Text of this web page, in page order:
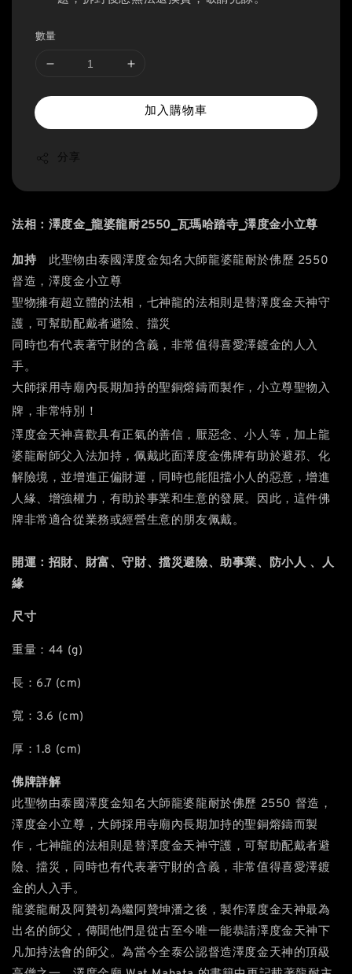
數量
加入購物車
分享
法相：澤度金_龍婆龍耐2550_瓦瑪哈踏寺_澤度金小立尊
加持：
此聖物由泰國澤度金知名大師龍婆龍耐於佛歷 2550
督造，澤度金小立尊
聖物擁有超立體的法相，七神龍的法相則是替澤度金天神守
護，可幫助配戴者避險、擋災
同時也有代表著守財的含義，非常值得喜愛澤鍍金的人入
手。
大師採用寺廟內長期加持的聖銅熔鑄而製作，小立尊聖物入
牌，非常特別！
澤度金天神喜歡具有正氣的善信， 厭惡念、小人等， 加上龍
婆龍耐師父入法加持，佩戴此面澤度金佛牌有助於避邪、化
解險境，並增進正偏財運，同時也能阻擋小人的惡意，增進
人緣、增強權力，有助於事業和生意的發展。因此，這件佛
牌非常適合從業務或經營生意的朋友佩戴。
開運： 招財、財富、守財、擋災避險、助事業、防小人 、人
緣
尺寸
重量：44 (g)
長：6.7 (cm)
寬：3.6 (cm)
厚：1.8 (cm)
佛牌詳解
此聖物由泰國澤度金知名大師龍婆龍耐於佛歷 2550 督造，
澤度金小立尊，大師採用寺廟內長期加持的聖銅熔鑄而製
作，七神龍的法相則是替澤度金天神守護，可幫助配戴者避
險、擋災，同時也有代表著守財的含義，非常值得喜愛澤鍍
金的人入手。
龍婆龍耐及阿贊初為繼阿贊坤潘之後，製作澤度金天神最為
出名的師父，傳聞他們是從古至今唯一能恭請澤度金天神下
凡加持法會的師父。為當今全泰公認督造澤度金天神的頂級